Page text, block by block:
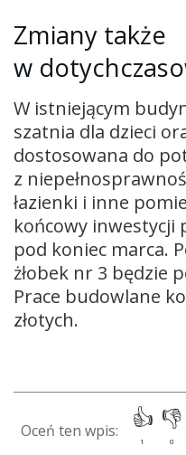
Zmiany także
w
W istniejącym
szatnia dla dzieci
dostosowana do
z
łazienki i inne
końcowy inwestycji
pod koniec marca.
żłobek nr 3 będzie
Prace budowlane
złotych.